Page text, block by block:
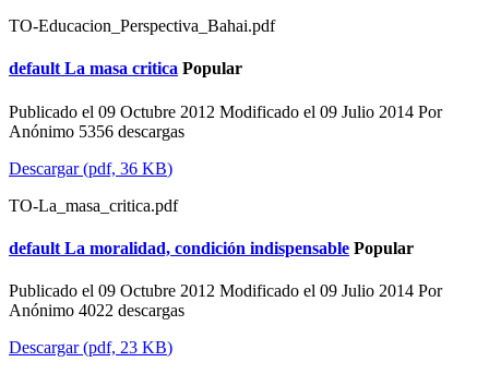
TO-Educacion_Perspectiva_Bahai.pdf
default La masa critica Popular
Publicado el 09 Octubre 2012 Modificado el 09 Julio 2014 Por
Anónimo 5356 descargas
Descargar(pdf, 36 KB)
TO-La_masa_critica.pdf
default La moralidad, condición indispensable Popular
Publicado el 09 Octubre 2012 Modificado el 09 Julio 2014 Por
Anónimo 4022 descargas
Descargar(pdf, 23 KB)